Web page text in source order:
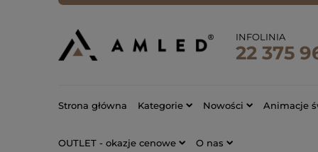
INFOLINIA
22 375
Strona główna Kategorie Nowości Animacje
OUTLET - okazje cenowe O nas